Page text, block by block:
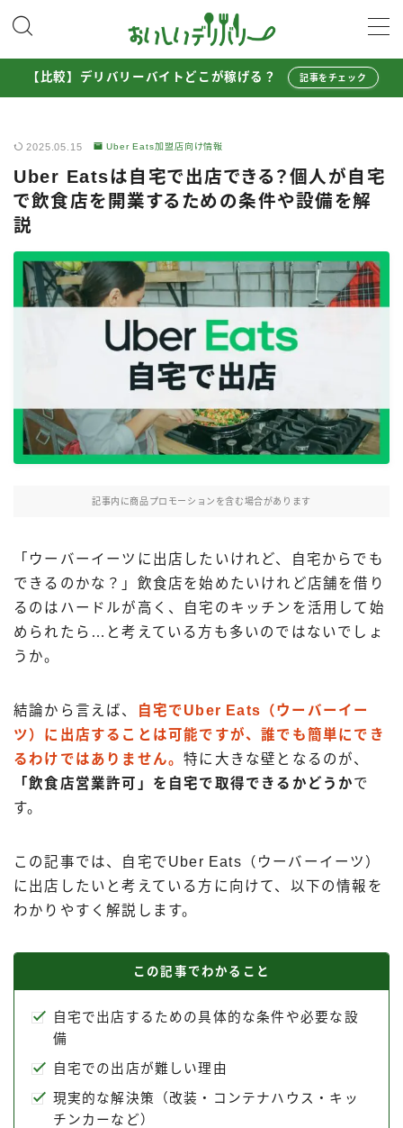
MENU
Uber Eats配達員ガイド
出前館配達員ガイド
ロケットナウ配達員ガイド
配達員272人アンケート調査
収入シミュレーター
配達員の体験談・口コミ
Uber Eatsの注文ガイド
出前館の注文ガイド
フードデリバリークーポン比較
飲食店として出店する
Uber Eats加盟店ガイド
出店店舗の取材記事
サービスから探す
Uber Eats
ロケットナウ
【比較】デリバリーバイトどこが稼げる？ 記事をチェック
2025.05.15 Uber Eats加盟店向け情報
Uber Eatsは自宅で出店できる？個人が自宅
で飲食店を開業するための条件や設備を解
説
記事内に商品プロモーションを含む場合があります
「ウーバーイーツに出店したいけれど、自宅からでも
できるのかな？」飲食店を始めたいけれど店舗を借り
るのはハードルが高く、自宅のキッチンを活用して始
められたら…と考えている方も多いのではないでしょ
うか。
結論から言えば、
自宅でUber Eats（ウーバーイー
ツ）に出店することは可能ですが、誰でも簡単にでき
るわけではありません。特に大きな壁となるのが、
「飲食店営業許可」を自宅で取得できるかどうかで
す。
この記事では、自宅でUber Eats（ウーバーイーツ）
に出店したいと考えている方に向けて、以下の情報を
わかりやすく解説します。
この記事でわかること
自宅で出店するための具体的な条件や必要な設
備
自宅での出店が難しい理由
現実的な解決策（改装・コンテナハウス・キッ
チンカーなど）